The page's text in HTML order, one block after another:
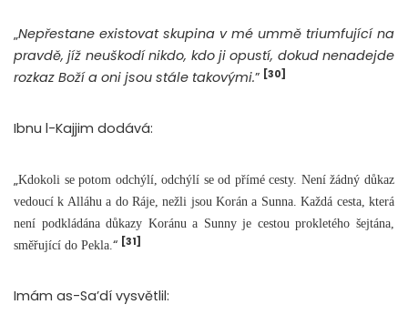
„Nepřestane existovat skupina v mé ummě triumfující na
pravdě, jíž neuškodí nikdo, kdo ji opustí, dokud nenadejde
rozkaz Boží a oni jsou stále takovými.” [30]
Ibnu l-Kajjim dodává:
„Kdokoli se potom odchýlí, odchýlí se od přímé cesty. Není žádný důkaz
vedoucí k Alláhu a do Ráje, nežli jsou Korán a Sunna. Každá cesta, která
není podkládána důkazy Koránu a Sunny je cestou prokletého šejtána,
směřující do Pekla. “ [31]
Imám as-Sa’dí vysvětlil: